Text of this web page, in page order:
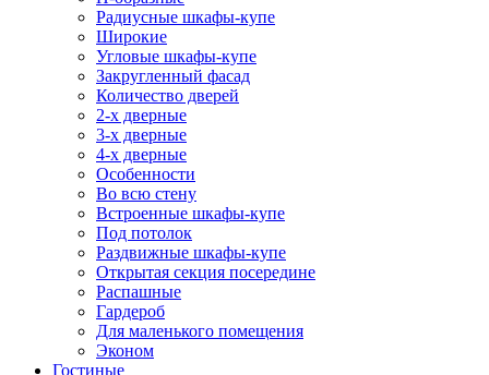
Радиусные шкафы-купе
Широкие
Угловые шкафы-купе
Закругленный фасад
Количество дверей
2-х дверные
3-х дверные
4-х дверные
Особенности
Во всю стену
Встроенные шкафы-купе
Под потолок
Раздвижные шкафы-купе
Открытая секция посередине
Распашные
Гардероб
Для маленького помещения
Эконом
Гостиные